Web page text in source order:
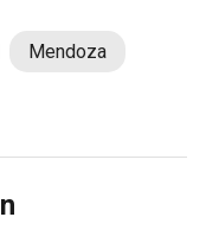
Mendoza